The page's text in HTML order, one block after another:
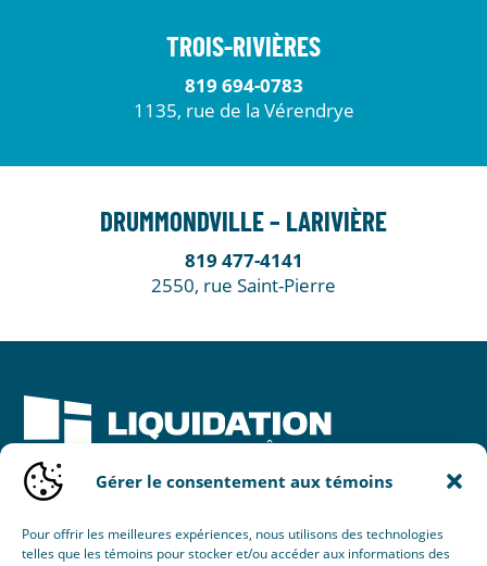
Gérer le consentement aux témoins
Pour offrir les meilleures expériences, nous utilisons des technologies
telles que les témoins pour stocker et/ou accéder aux informations des
TROIS-RIVIÈRES
819 694-0783
1135, rue de la Vérendrye
DRUMMONDVILLE – LARIVIÈRE
819 477-4141
2550, rue Saint-Pierre
Une initiative de :